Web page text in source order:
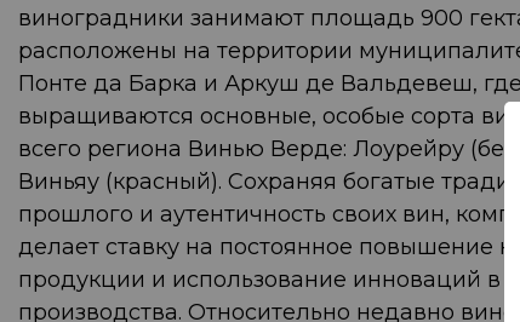
виноградники занимают площадь 900
расположены на территории
Понте да Барка и Аркуш де Вальдевеш, где
выращиваются основные, особые сорта
всего региона Винью Верде: Лоурейру
Виньяу (красный). Сохраняя богатые
прошлого и аутентичность своих вин,
делает ставку на постоянное повышение
продукции и использование инноваций в
производства. Относительно недавно